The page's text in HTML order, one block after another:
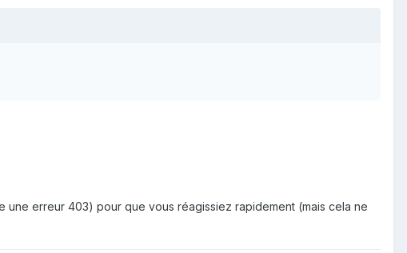
erreur 403) pour que vous réagissiez rapidement (mais cela ne